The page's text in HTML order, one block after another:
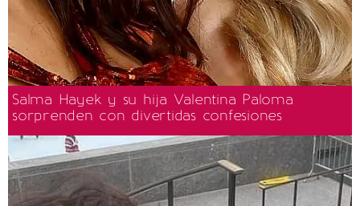
Salma Hayek y su hija Valentina Paloma
sorprenden con divertidas confesiones